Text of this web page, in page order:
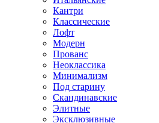
Кантри
Классические
Лофт
Модерн
Прованс
Неоклассика
Минимализм
Под старину
Скандинавские
Элитные
Эксклюзивные